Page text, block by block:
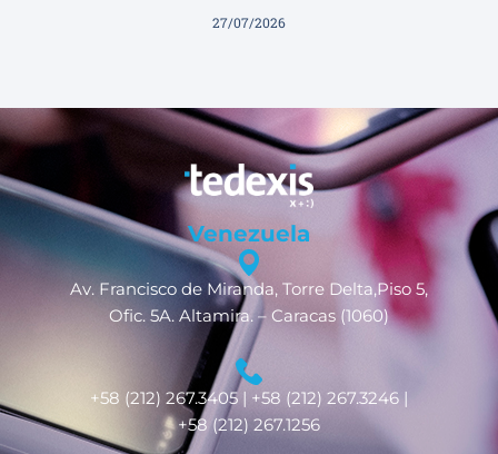
27/07/2026
Venezuela
Av. Francisco de Miranda, Torre Delta,Piso 5,
Ofic. 5A. Altamira. – Caracas (1060)
+58 (212) 267.3405 | +58 (212) 267.3246 |
+58 (212) 267.1256